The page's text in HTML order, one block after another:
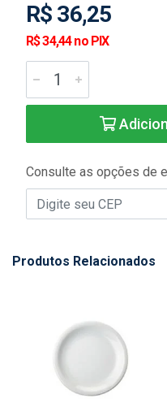
R$ 36,25
R$ 34,44 no PIX
Consulte as opções de
Produtos Relacionados